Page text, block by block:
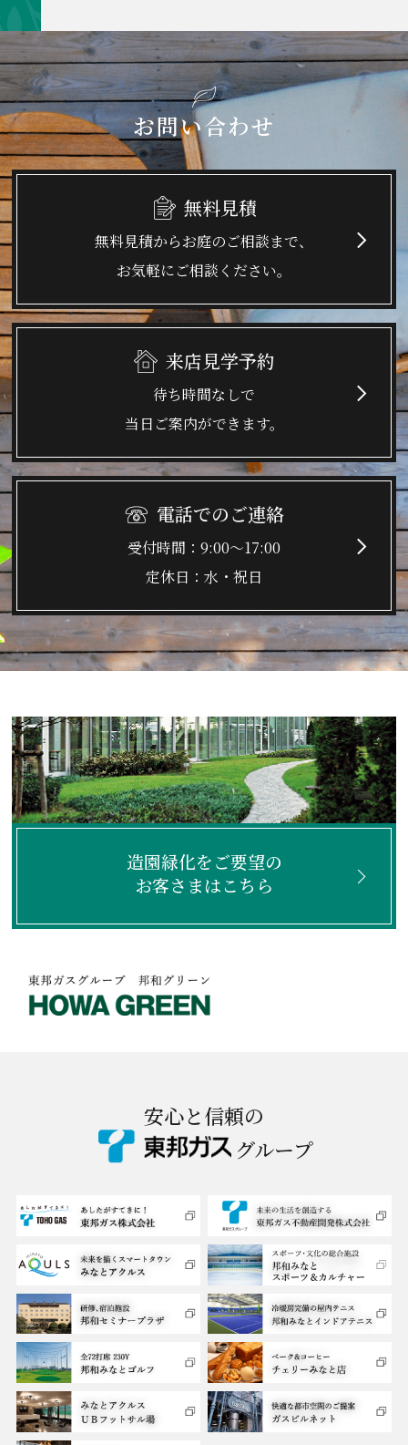
お問い合わせ
無料見積
無料見積からお庭のご相談まで、
お気軽にご相談ください。
来店見学予約
待ち時間なしで
当日ご案内ができます。
電話でのご連絡
9:00～17:00
水・祝日
造園緑化をご要望の
お客さまはこちら
安心と信頼の
グループ